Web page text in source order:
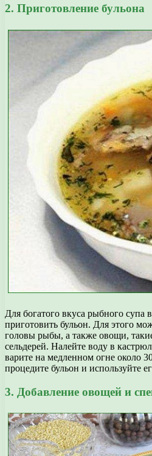
2. Приготовление бульона
Для богатого вкуса рыбного супа
приготовить бульон. Для этого
головы рыбы, а также овощи,
сельдерей. Налейте воду в
варите на медленном огне около
процедите бульон и используйте
3. Добавление овощей и